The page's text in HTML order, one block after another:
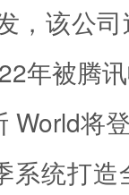
，该公
年被腾讯
World将
系统打